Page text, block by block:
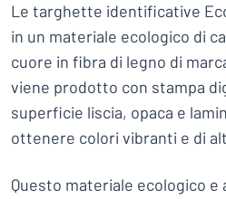
Le targhette identificative
in un materiale ecologico di
cuore in fibra di legno di
viene prodotto con stampa
superficie liscia, opaca e
ottenere colori vibranti e di
Questo materiale ecologico e